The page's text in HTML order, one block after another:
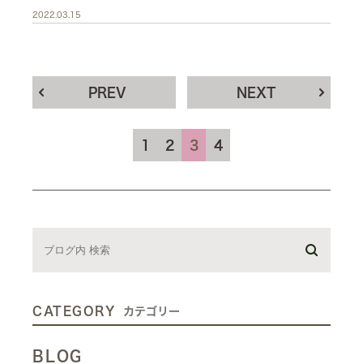
2022.03.15
PREV
1 2 3 4
NEXT
CATEGORY カテゴリー
BLOG